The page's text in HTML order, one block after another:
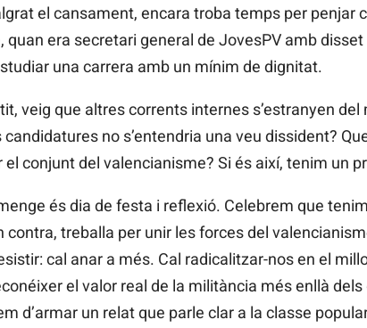
el cansament, encara troba temps per penjar
quan era secretari general de JovesPV amb
una carrera amb un mínim de dignitat.
veig que altres corrents internes s’estranyen
candidatures no s’entendria una veu dissident?
el conjunt del valencianisme? Si és així, tenim un
és dia de festa i reflexió. Celebrem que
contra, treballa per unir les forces del
cal anar a més. Cal radicalitzar-nos en el
el valor real de la militància més enllà
d’armar un relat que parle clar a la classe